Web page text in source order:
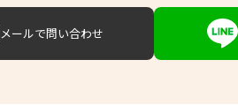
メールで問い合わせ